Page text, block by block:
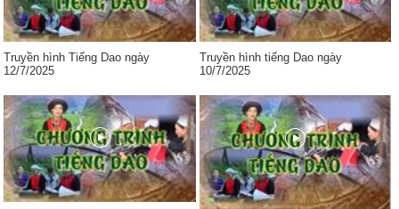
Truyền hình Tiếng Dao ngày
12/7/2025
Truyền hình tiếng Dao ngày
10/7/2025